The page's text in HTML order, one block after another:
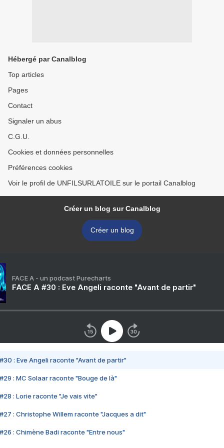
Hébergé par Canalblog
Top articles
Pages
Contact
Signaler un abus
C.G.U.
Cookies et données personnelles
Préférences cookies
Voir le profil de UNFILSURLATOILE sur le portail Canalblog
Créer un blog sur Canalblog
Créer un blog
FACE A - un podcast Purecharts
FACE A #30 : Eve Angeli raconte "Avant de partir"
#30 : Eve Angeli raconte "Avant de partir"
#29 : MC Solaar raconte "Bouge de là"
#28 : Lorie raconte "Je vais vite"
#27 : Christophe Willem raconte "Jacques a dit"
#26 : Chimène Badi raconte "Entre nous"